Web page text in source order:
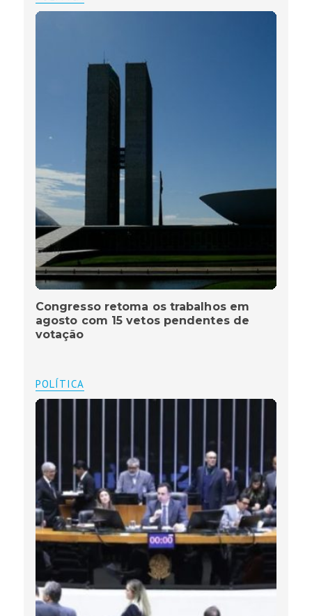
Congresso retoma os trabalhos em
agosto com 15 vetos pendentes de
votação
POLÍTICA